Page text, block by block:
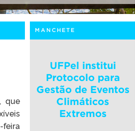
que
feira
MANCHETE
UFPel institui
Protocolo para
Gestão de Eventos
Climáticos
Extremos